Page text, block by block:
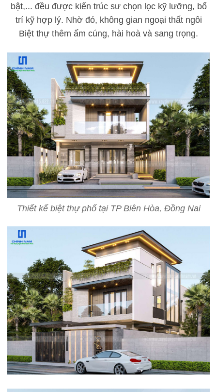
bật,... đều được kiến trúc sư chọn lọc kỹ lưỡng, bố
trí kỹ hợp lý. Nhờ đó, không gian ngoại thất ngôi
Biệt thự thêm ấm cúng, hài hoà và sang trọng.
Thiết kế biệt thự phố tại TP Biên Hòa, Đồng Nai